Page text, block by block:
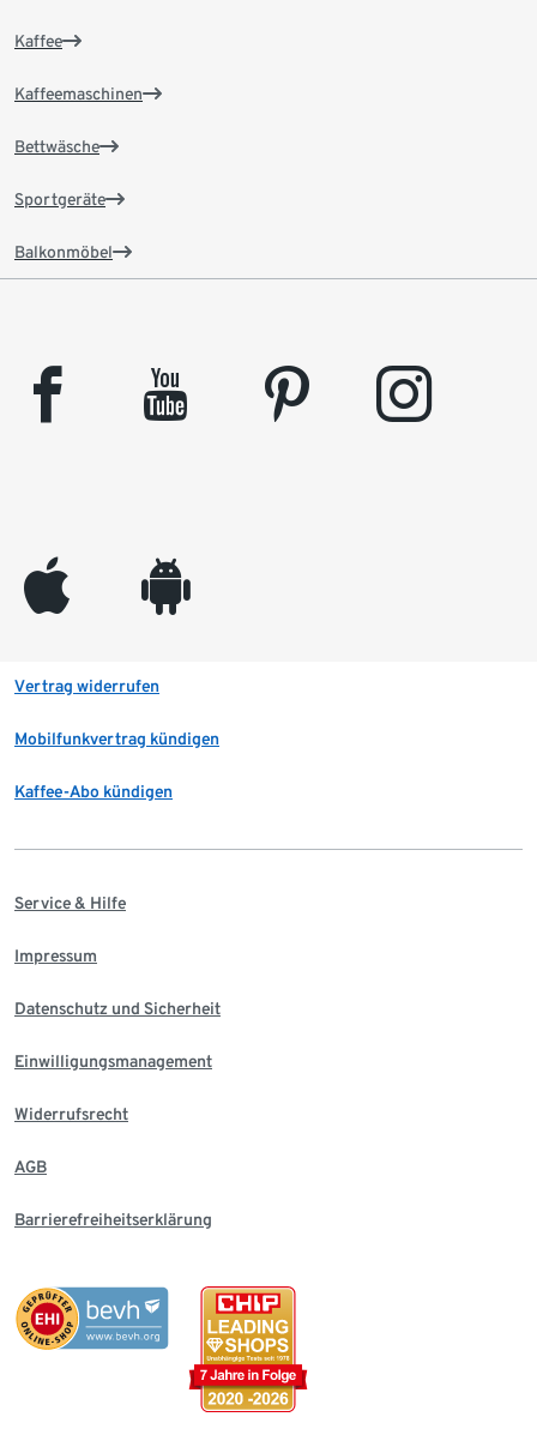
Kaffee
Kaffeemaschinen
Bettwäsche
Sportgeräte
Balkonmöbel
facebook youtube pinterest instagram
appleinc android
Vertrag widerrufen
Mobilfunkvertrag kündigen
Kaffee-Abo kündigen
Service & Hilfe
Impressum
Datenschutz und Sicherheit
Einwilligungsmanagement
Widerrufsrecht
AGB
Barrierefreiheitserklärung